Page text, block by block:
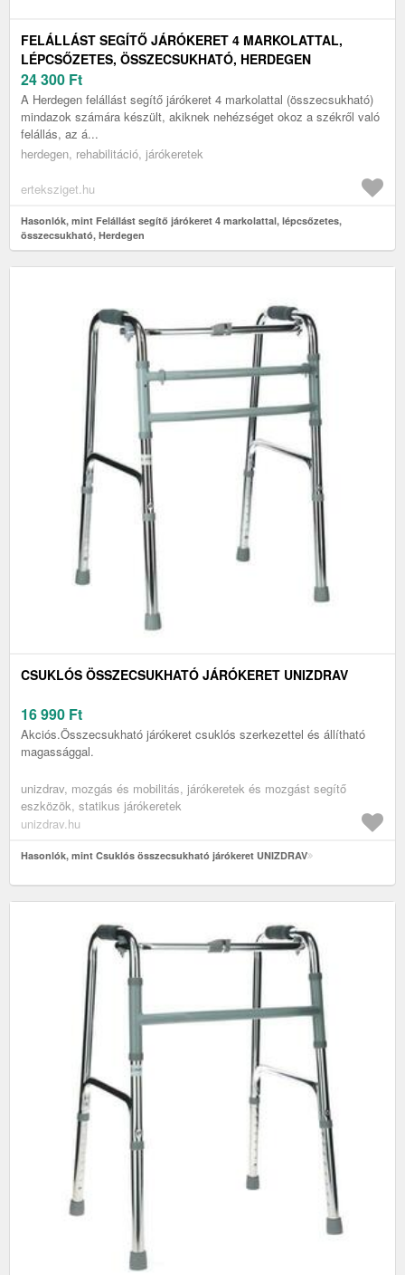
FELÁLLÁST SEGÍTŐ JÁRÓKERET 4 MARKOLATTAL,
LÉPCSŐZETES, ÖSSZECSUKHATÓ, HERDEGEN
24 300 Ft
A Herdegen felállást segítő járókeret 4 markolattal (összecsukható)
mindazok számára készült, akiknek nehézséget okoz a székről való
felállás, az á...
herdegen, rehabilitáció, járókeretek
erteksziget.hu
Hasonlók, mint Felállást segítő járókeret 4 markolattal, lépcsőzetes,
összecsukható, Herdegen
CSUKLÓS ÖSSZECSUKHATÓ JÁRÓKERET UNIZDRAV
16 990 Ft
Akciós.Összecsukható járókeret csuklós szerkezettel és állítható
magassággal.
unizdrav, mozgás és mobilitás, járókeretek és mozgást segítő
eszközök, statikus járókeretek
unizdrav.hu
Hasonlók, mint Csuklós összecsukható járókeret UNIZDRAV